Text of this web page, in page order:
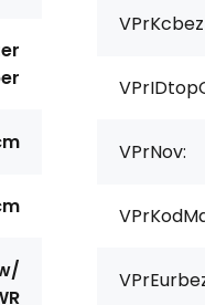
VPrNov: